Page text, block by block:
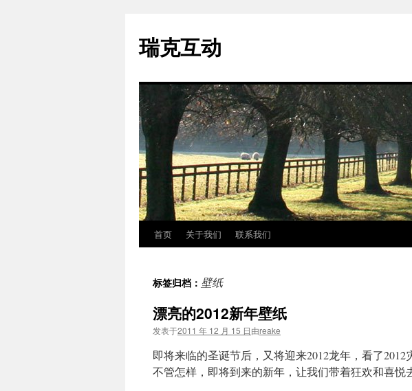
瑞克互动
正
文
首页 关于我们 联系我们
标签归档： 壁纸
漂亮的2012新年壁纸
发表于2011 年 12 月 15 日由reake
即将来临的圣诞节后，又将迎来2012龙年，看了2012
不管怎样，即将到来的新年，让我们带着狂欢和喜悦